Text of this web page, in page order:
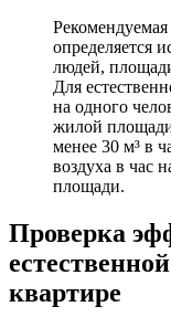
определяется
людей,
Для
на одного
жилой
менее 30 м³ в
воздуха в час
площади.
Проверка
квартире